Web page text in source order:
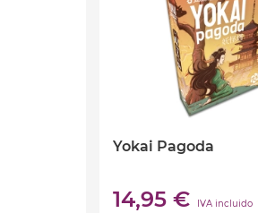
Yokai Pagoda
14,95 € IVA incluido